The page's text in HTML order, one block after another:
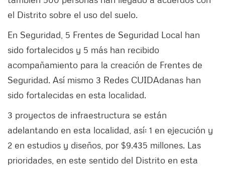
el Distrito sobre el uso del suelo.
En Seguridad, 5 Frentes de Seguridad Local han
sido fortalecidos y 5 más han recibido
acompañamiento para la creación de Frentes de
Seguridad. Así mismo 3 Redes CUIDAdanas han
sido fortalecidas en esta localidad.
3 proyectos de infraestructura se están
adelantando en esta localidad, así: 1 en ejecución y
2 en estudios y diseños, por $9.435 millones. Las
prioridades, en este sentido del Distrito en esta